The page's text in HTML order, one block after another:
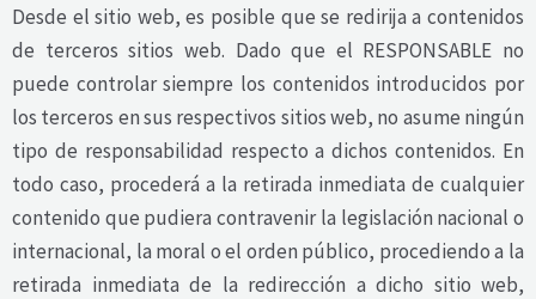
Desde el sitio web, es posible que se redirija a contenidos
de terceros sitios web. Dado que el RESPONSABLE no
puede controlar siempre los contenidos introducidos por
los terceros en sus respectivos sitios web, no asume ningún
tipo de responsabilidad respecto a dichos contenidos. En
todo caso, procederá a la retirada inmediata de cualquier
contenido que pudiera contravenir la legislación nacional o
internacional, la moral o el orden público, procediendo a la
retirada inmediata de la redirección a dicho sitio web,